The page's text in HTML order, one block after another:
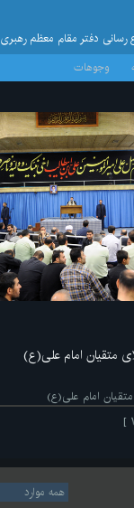
رسانی دفتر مقام معظم رهبری
وجوهات
متقیان امام علی(ع)
امام علی(ع)